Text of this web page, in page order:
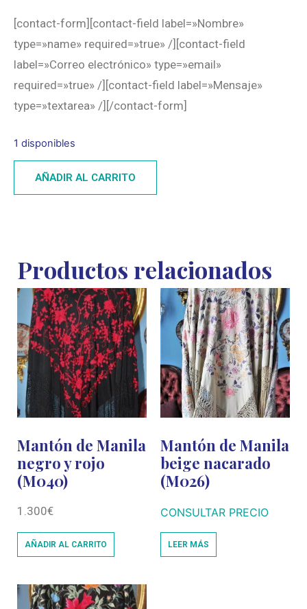
[contact-form][contact-field label=»Nombre»
type=»name» required=»true» /][contact-field
label=»Correo electrónico» type=»email»
required=»true» /][contact-field label=»Mensaje»
type=»textarea» /][/contact-form]
1 disponibles
AÑADIR AL CARRITO
Productos relacionados
Mantón de Manila
negro y rojo
(M040)
1.300€
AÑADIR AL CARRITO
Mantón de Manila
beige nacarado
(M026)
CONSULTAR PRECIO
LEER MÁS